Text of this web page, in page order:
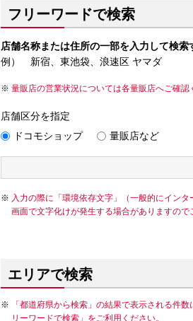
フリーワードで検索
店舗名称または住所の一部を入力して検索
例） 新宿、東池袋、浪速区 ヤマダ
量販店の営業状況については各量販店へご確認
店舗区分を指定
ドコモショップ
量販店など
入力の際に「環境依存文字」（一般的にイン
画面で文字化けが発生する場合がありますので
エリアで検索
「都道府県から検索」の結果で表示される件
リーワードで検索」をご利用ください。